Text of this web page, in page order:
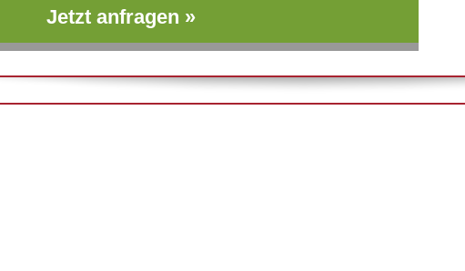
Jetzt anfragen »